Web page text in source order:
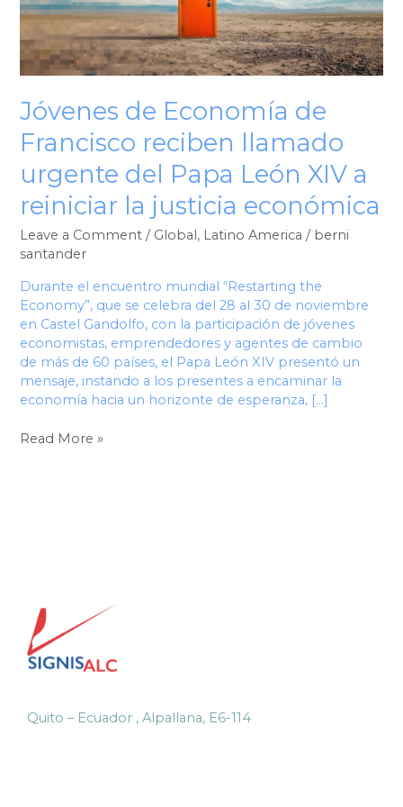
Jóvenes de Economía de
Francisco reciben llamado
urgente del Papa León XIV a
reiniciar la justicia económica
Leave a Comment / Global, Latino America / berni
santander
Durante el encuentro mundial “Restarting the
Economy”, que se celebra del 28 al 30 de noviembre
en Castel Gandolfo, con la participación de jóvenes
economistas, emprendedores y agentes de cambio
de más de 60 países, el Papa León XIV presentó un
mensaje, instando a los presentes a encaminar la
economía hacia un horizonte de esperanza, […]
urgente
del
Papa
León
XIV
a
reiniciar
la
justicia
económica
Read More »
Quito – Ecuador , Alpallana, E6-114